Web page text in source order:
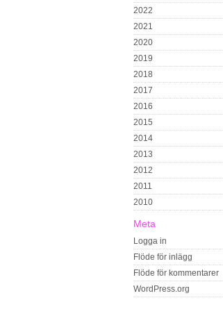
2022
2021
2020
2019
2018
2017
2016
2015
2014
2013
2012
2011
2010
Meta
Logga in
Flöde för inlägg
Flöde för kommentarer
WordPress.org